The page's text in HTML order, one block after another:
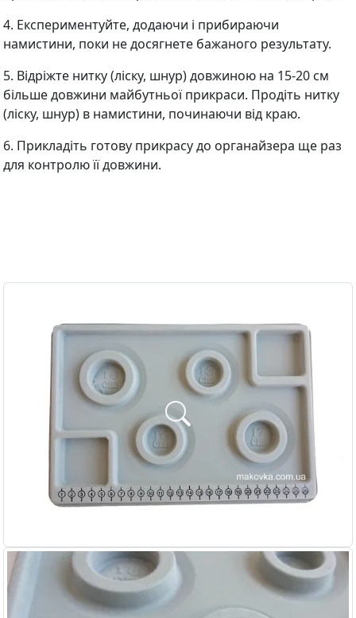
4. Експериментуйте, додаючи і прибираючи
намистини, поки не досягнете бажаного результату.
5. Відріжте нитку (ліску, шнур) довжиною на 15-20 см
більше довжини майбутньої прикраси. Продіть нитку
(ліску, шнур) в намистини, починаючи від краю.
6. Прикладіть готову прикрасу до органайзера ще раз
для контролю її довжини.